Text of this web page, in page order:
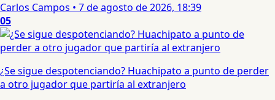
Carlos Campos • 7 de agosto de 2026, 18:39
05
¿Se sigue despotenciando? Huachipato a punto de perder
a otro jugador que partiría al extranjero